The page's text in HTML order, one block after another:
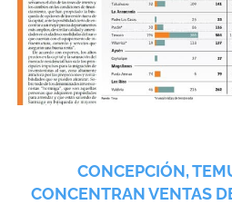
CONCEPCIÓN,
CONCENTRAN VENTAS